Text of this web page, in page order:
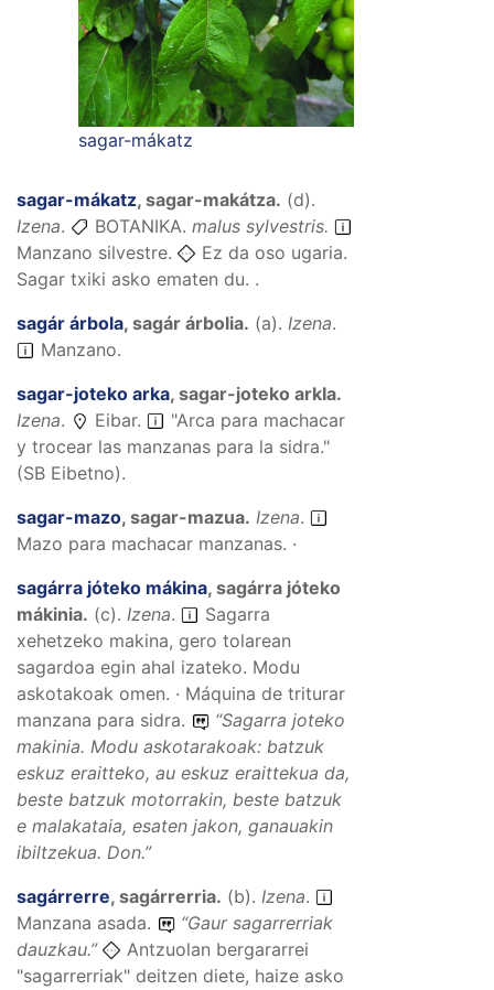
sagar-mákatz
sagar-mákatz, sagar-makátza. (d).
Izena. BOTANIKA. malus sylvestris.
Manzano silvestre.
Ez da oso ugaria.
Sagar txiki asko ematen du. .
sagár árbola, sagár árbolia. (a). Izena.
Manzano.
sagar-joteko arka, sagar-joteko arkIa.
Izena. Eibar.
"Arca para machacar
y trocear las manzanas para la sidra."
(SB Eibetno).
sagar-mazo, sagar-mazua. Izena.
Mazo para machacar manzanas. ·
sagárra jóteko mákina, sagárra jóteko
mákinia. (c). Izena.
Sagarra
xehetzeko makina, gero tolarean
sagardoa egin ahal izateko. Modu
askotakoak omen. · Máquina de triturar
manzana para sidra.
“Sagarra joteko
makinia. Modu askotarakoak: batzuk
eskuz eraitteko, au eskuz eraittekua da,
beste batzuk motorrakin, beste batzuk
e malakataia, esaten jakon, ganauakin
ibiltzekua. Don.”
sagárrerre, sagárrerria. (b). Izena.
Manzana asada.
“Gaur sagarrerriak
dauzkau.”
Antzuolan bergararrei
"sagarrerriak" deitzen diete, haize asko